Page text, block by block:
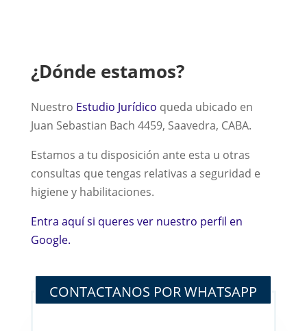
¿Dónde estamos?
Nuestro Estudio Jurídico queda ubicado en
Juan Sebastian Bach 4459, Saavedra, CABA.
Estamos a tu disposición ante esta u otras
consultas que tengas relativas a seguridad e
higiene y habilitaciones.
Entra aquí si queres ver nuestro perfil en
Google.
CONTACTANOS POR WHATSAPP